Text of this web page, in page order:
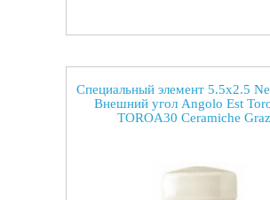
Специальный элемент 5.5x2.5
Внешний угол Angolo Est
TOROA30 Ceramiche